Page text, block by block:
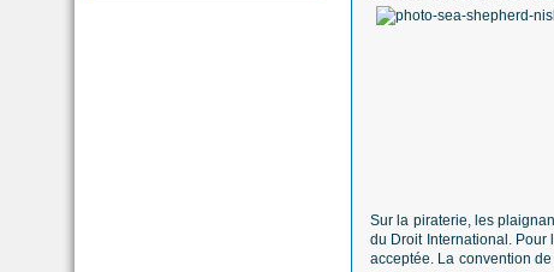
Sur la piraterie, les
du Droit International. Pour
acceptée. La convention